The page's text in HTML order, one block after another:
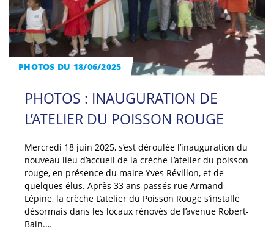
PHOTOS DU 18/06/2025
PHOTOS : INAUGURATION DE
L’ATELIER DU POISSON ROUGE
Mercredi 18 juin 2025, s’est déroulée l’inauguration du
nouveau lieu d’accueil de la crèche L’atelier du poisson
rouge, en présence du maire Yves Révillon, et de
quelques élus. Après 33 ans passés rue Armand-
Lépine, la crèche L’atelier du Poisson Rouge s’installe
désormais dans les locaux rénovés de l’avenue Robert-
Bain.…